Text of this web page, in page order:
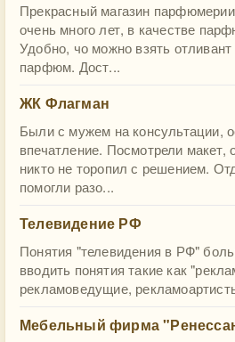
Прекрасный магазин
очень много лет, в качестве
Удобно, чо можно взять
парфюм. Дост...
ЖК Флагман
Были с мужем на консультации,
впечатление. Посмотрели макет,
никто не торопил с решением.
помогли разо...
Телевидение РФ
Понятия "телевидения в РФ"
вводить понятия такие как
рекламоведущие,
Мебельный фирма